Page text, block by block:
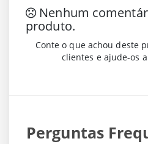
Nenhum
produto.
Conte o que achou deste
clientes e ajude-os
Perguntas